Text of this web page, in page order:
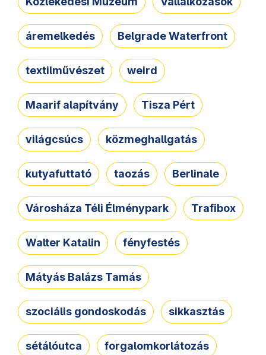
áremelkedés Belgrade Waterfront
textilművészet weird
Maarif alapítvány Tisza Pért
világcsúcs közmeghallgatás
kutyafuttató taozás Berlinale
Városháza Téli Élménypark Trafibox
Walter Katalin fényfestés
Mátyás Balázs Tamás
szociális gondoskodás sikkasztás
sétálóutca forgalomkorlátozás